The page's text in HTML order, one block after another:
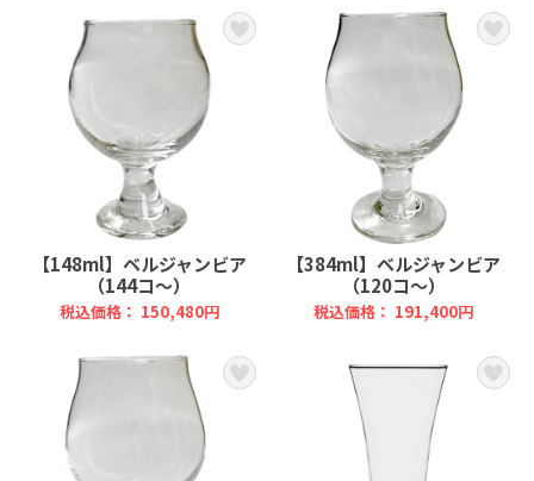
【148ml】ベルジャンビア
（144コ～）
税込価格： 150,480円
【384ml】ベルジャンビア
（120コ～）
税込価格： 191,400円